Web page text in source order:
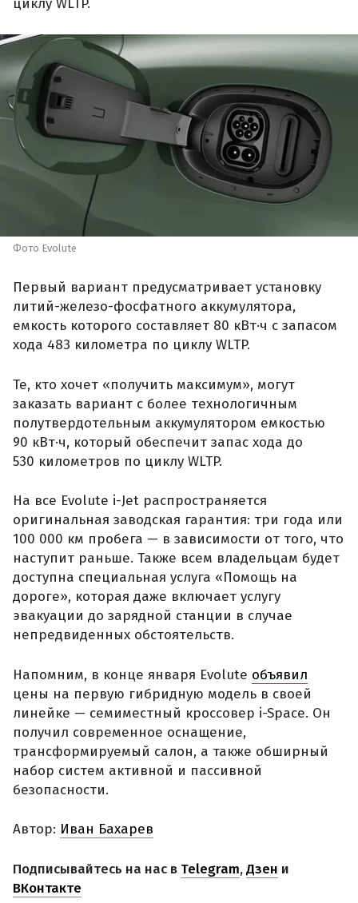
циклу WLTP.
Фото Evolute
Первый вариант предусматривает установку
литий-железо-фосфатного аккумулятора,
емкость которого составляет 80 кВт·ч с запасом
хода 483 километра по циклу WLTP.
Те, кто хочет «получить максимум», могут
заказать вариант с более технологичным
полутвердотельным аккумулятором емкостью
90 кВт·ч, который обеспечит запас хода до
530 километров по циклу WLTP.
На все Evolute i-Jet распространяется
оригинальная заводская гарантия: три года или
100 000 км пробега — в зависимости от того, что
наступит раньше. Также всем владельцам будет
доступна специальная услуга «Помощь на
дороге», которая даже включает услугу
эвакуации до зарядной станции в случае
непредвиденных обстоятельств.
Напомним, в конце января Evolute объявил
цены на первую гибридную модель в своей
линейке — семиместный кроссовер i-Space. Он
получил современное оснащение,
трансформируемый салон, а также обширный
набор систем активной и пассивной
безопасности.
Автор: Иван Бахарев
Подписывайтесь на нас в Telegram,Дзен и
ВКонтакте